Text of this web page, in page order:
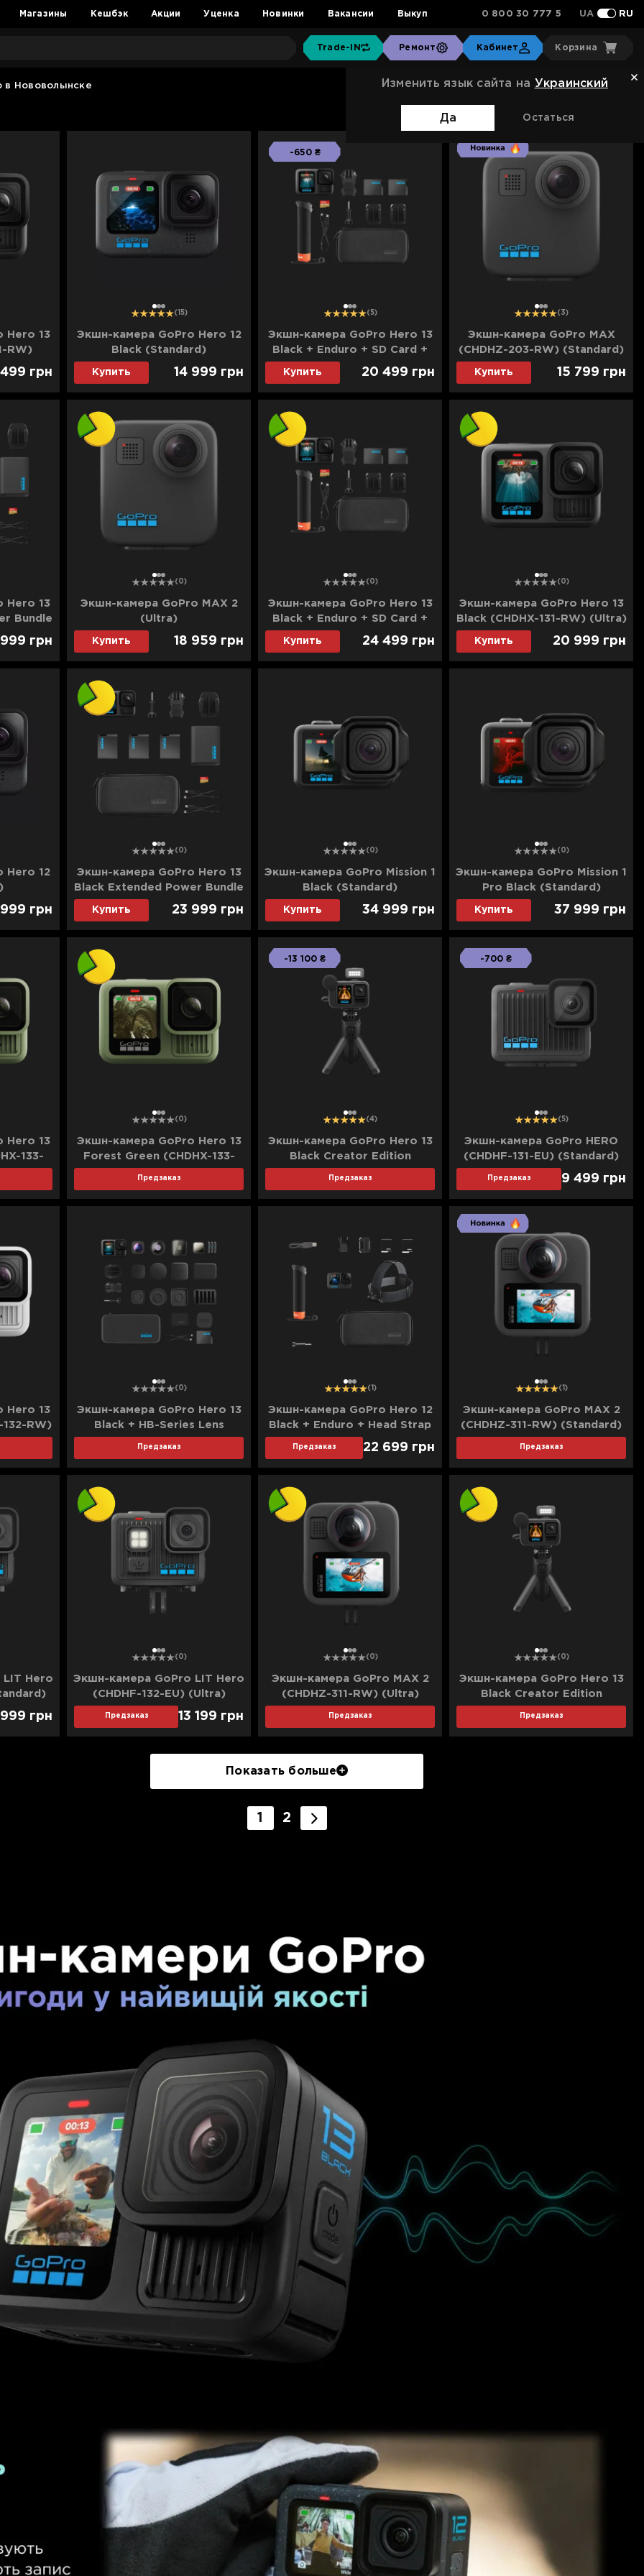
Магазины Кешбэк Акции Уценка Новинки Вакансии Выкуп 0 800 30 777 5 UA RU
Trade-IN Ремонт Кабинет Корзина
Изменить язык сайта на Украинский
Да Остаться
в Нововолынске Сортировка: Стандартная
Hero 13
RW)
499 грн
12 3 (15)
Экшн-камера GoPro Hero 12
Black (Standard)
Купить 14 999 грн
12 3
-650 ₴
(5)
Экшн-камера GoPro Hero 13
Black + Enduro + SD Card +
Handler Floating (CHDRB-131-
Купить 20 499 грн
12 3 (3)
Экшн-камера GoPro MAX
(CHDHZ-203-RW) (Standard)
Купить 15 799 грн
Hero 13
Bundle
грн
12 3 (0)
Экшн-камера GoPro MAX 2
(Ultra)
Купить 18 959 грн
12 3 (0)
Экшн-камера GoPro Hero 13
Black + Enduro + SD Card +
Handler Floating (CHDRB-131-
Купить 24 499 грн
12 3 (0)
Экшн-камера GoPro Hero 13
Black (CHDHX-131-RW) (Ultra)
Купить 20 999 грн
Hero 12
999 грн
12 3 (0)
Экшн-камера GoPro Hero 13
Black Extended Power Bundle
(CHDRB-134-RW) (Ultra)
Купить 23 999 грн
12 3 (0)
Экшн-камера GoPro Mission 1
Black (Standard)
Купить 34 999 грн
12 3 (0)
Экшн-камера GoPro Mission 1
Pro Black (Standard)
Купить 37 999 грн
Hero 13
133-
12 3 (0)
Экшн-камера GoPro Hero 13
Forest Green (CHDHX-133-
TH) (Ultra)
Предзаказ
12 3
-13 100 ₴
(4)
Экшн-камера GoPro Hero 13
Black Creator Edition
(CHDFB-131-EU) (Standard)
Предзаказ
12 3
-700 ₴
(5)
Экшн-камера GoPro HERO
(CHDHF-131-EU) (Standard)
Предзаказ 9 499 грн
Hero 13
132-RW)
12 3 (0)
Экшн-камера GoPro Hero 13
Black + HB-Series Lens
Collection (CHDRB-132-RW)
Предзаказ
12 3 (1)
Экшн-камера GoPro Hero 12
Black + Enduro + Head Strap
+ Handler Floating
Предзаказ 22 699 грн
12 3 (1)
Экшн-камера GoPro MAX 2
(CHDHZ-311-RW) (Standard)
Предзаказ
Hero
грн
12 3 (0)
Экшн-камера GoPro LIT Hero
(CHDHF-132-EU) (Ultra)
Предзаказ 13 199 грн
12 3 (0)
Экшн-камера GoPro MAX 2
(CHDHZ-311-RW) (Ultra)
Предзаказ
12 3 (0)
Экшн-камера GoPro Hero 13
Black Creator Edition
(CHDFB-131-EU) (Ultra)
Предзаказ
Показать больше
1 2